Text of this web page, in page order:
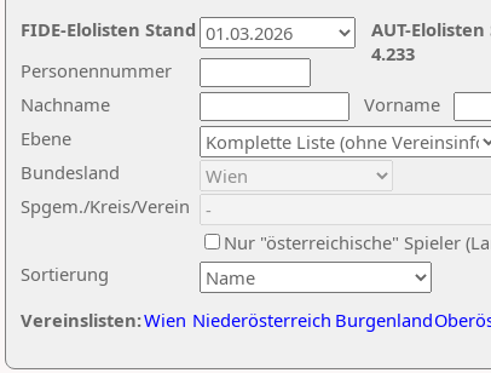
Nachname
Vorname
Ebene
Sortierung
Personennummer
Bundesland
Spgem./Kreis/Verein
Nur "österreichische" Spieler
Vereinslisten:Wien Niederösterreich Burgenland
AUT-
4.233
FIDE-Elolisten Stand